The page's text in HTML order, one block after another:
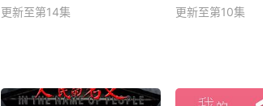
更新至第14集
更新至第10集